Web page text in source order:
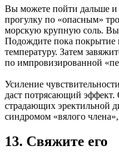
Вы можете пойти дальше и
прогулку по «опасным»
морскую крупную соль.
Подождите пока покрытие
температуру. Затем
по импровизированной
Усиление
даст потрясающий
страдающих эректильной
синдромом «вялого
13. Свяжите его